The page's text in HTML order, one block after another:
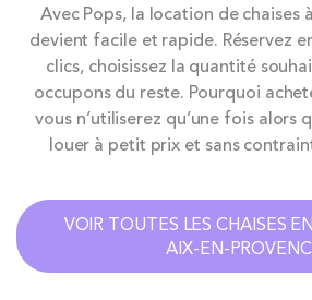
Avec Pops, la location de chaises
devient facile et rapide. Réservez
clics, choisissez la quantité
occupons du reste. Pourquoi
vous n’utiliserez qu’une fois alors
louer à petit prix et sans
VOIR TOUTES LES CHAISES
AIX-EN-